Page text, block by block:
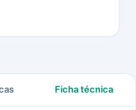
Ficha técnica